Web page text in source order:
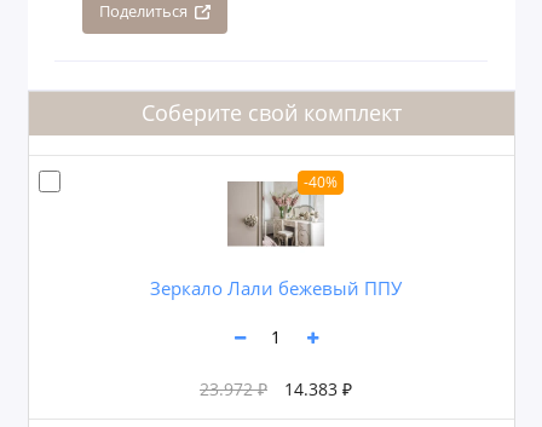
Поделиться
Соберите свой комплект
-40%
Зеркало Лали бежевый ППУ
23.972 ₽ 14.383 ₽